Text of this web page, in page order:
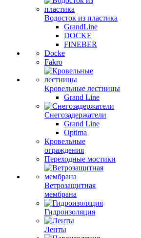
Водосток из пластика
GrandLine
DOCKE
FINEBER
Docke
Fakro
Кровельные лестницы
Grand Line
Снегозадержатели
Grand Line
Optima
Кровельные
ограждения
Переходные мостики
Ветрозащитная
мембрана
Гидроизоляция
Ленты